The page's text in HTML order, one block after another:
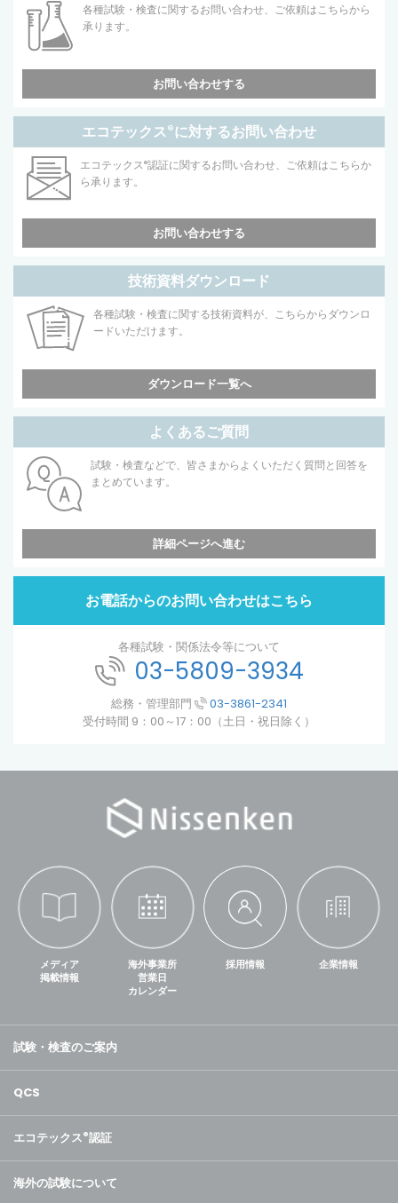
各種試験・検査に関するお問い合わせ、ご依頼はこちらから
承ります。
お問い合わせする
エコテックス®に対するお問い合わせ
エコテックス®認証に関するお問い合わせ、ご依頼はこちらか
ら承ります。
お問い合わせする
技術資料ダウンロード
各種試験・検査に関する技術資料が、こちらからダウンロ
ードいただけます。
ダウンロード一覧へ
よくあるご質問
試験・検査などで、皆さまからよくいただく質問と回答を
まとめています。
詳細ページへ進む
お電話からのお問い合わせはこちら
各種試験・関係法令等について
03-5809-3934
総務・管理部門
03-3861-2341
受付時間 9：00～17：00（土日・祝日除く）
メディア
掲載情報
海外事業所
営業日
カレンダー
採用情報 企業情報
試験・検査のご案内
QCS
エコテックス®認証
海外の試験について